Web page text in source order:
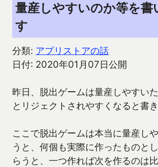
量産しやすいのか等を書
す
分類: アプリストアの話
日付: 2020年01月07日公開
昨日、脱出ゲームは量産しやすい
とリジェクトされやすくなると書き
ここで脱出ゲームは本当に量産し
うと、何個も実際に作ったものと
らうと、一つ作れば次を作るのは